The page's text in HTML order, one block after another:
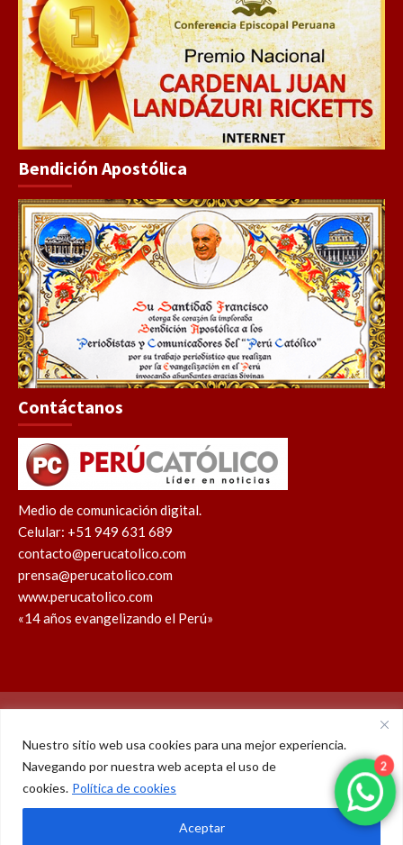
Nuestro sitio web usa cookies para una mejor experiencia.
Navegando por nuestra web acepta el uso de
cookies. Política de cookies
Aceptar
Bendición Apostólica
Contáctanos
Medio de comunicación digital.
Celular: +51 949 631 689
contacto@perucatolico.com
prensa@perucatolico.com
www.perucatolico.com
«14 años evangelizando el Perú»
WhatsAppFacebookYoutubeInstagram
X
© Derechos reservados 2026 – Perú Católico | 14 años
evangelizando el Perú
2